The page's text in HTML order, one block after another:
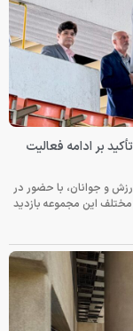
بر ادامه فعالیت
و جوانان، با حضور در
این مجموعه بازدید